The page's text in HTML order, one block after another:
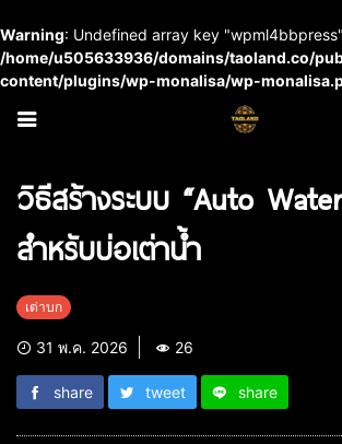
Warning: Undefined array key
/home/u505633936/domains/taoland.co/
content/plugins/wp-monalisa/wp-
วิธีสร้างระบบ “Auto
สำหรับบ่อเต่าน้ำ
เต่าบก
31 พ.ค. 2026 26
share tweet share